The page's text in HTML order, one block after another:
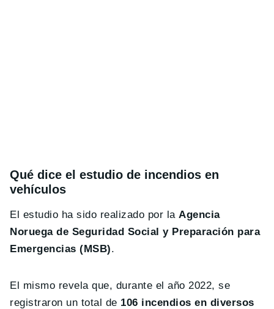
Qué dice el estudio de incendios en
vehículos
El estudio ha sido realizado por la Agencia
Noruega de Seguridad Social y Preparación para
Emergencias (MSB).
El mismo revela que, durante el año 2022, se
registraron un total de 106 incendios en diversos